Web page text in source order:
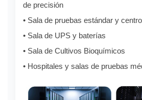
de precisión
• Sala de pruebas estándar y
• Sala de UPS y baterías
• Sala de Cultivos Bioquímicos
• Hospitales y salas de pruebas